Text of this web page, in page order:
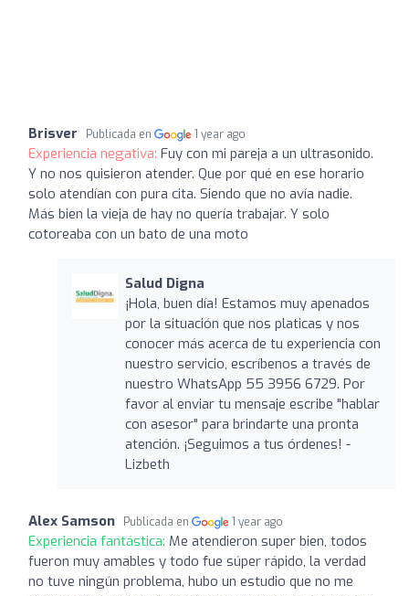
Brisver Publicada en 1 year ago
Experiencia negativa: Fuy con mi pareja a un ultrasonido.
Y no nos quisieron atender. Que por qué en ese horario
solo atendían con pura cita. Siendo que no avía nadie.
Más bien la vieja de hay no quería trabajar. Y solo
cotoreaba con un bato de una moto
Salud Digna
¡Hola, buen día! Estamos muy apenados
por la situación que nos platicas y nos
conocer más acerca de tu experiencia con
nuestro servicio, escríbenos a través de
nuestro WhatsApp 55 3956 6729. Por
favor al enviar tu mensaje escribe "hablar
con asesor" para brindarte una pronta
atención. ¡Seguimos a tus órdenes! -
Lizbeth
Alex Samson Publicada en 1 year ago
Experiencia fantástica: Me atendieron super bien, todos
fueron muy amables y todo fue súper rápido, la verdad
no tuve ningún problema, hubo un estudio que no me